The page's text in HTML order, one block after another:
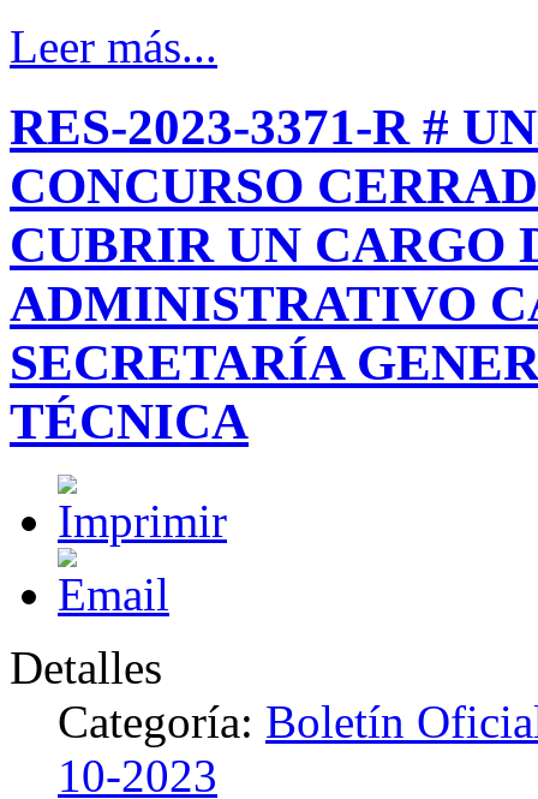
Leer más...
RES-2023-3371-R #
CONCURSO
CUBRIR UN CARGO
ADMINISTRATIVO
SECRETARÍA
TÉCNICA
Detalles
Categoría: Boletín
10-2023